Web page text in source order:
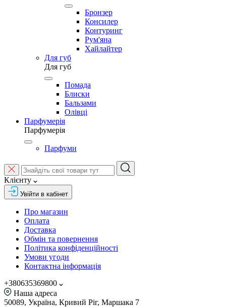
Бронзер
Консилер
Контуринг
Рум'яна
Хайлайтер
Для губ
Для губ
Помада
Блиски
Бальзами
Олівці
Парфумерія
Парфумерія
Парфуми
Клієнту
Увійти в кабінет
Про магазин
Оплата
Доставка
Обмін та повернення
Політика конфіденційності
Умови угоди
Контактна інформація
+380635369800
Наша адреса
50089, Україна, Кривий Ріг, Маршака 7